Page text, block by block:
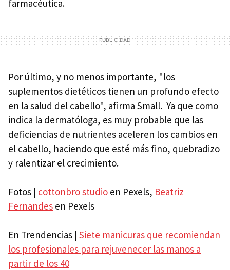
farmacéutica.
Por último, y no menos importante, "los
suplementos dietéticos tienen un profundo efecto
en la salud del cabello", afirma Small. Ya que como
indica la dermatóloga, es muy probable que las
deficiencias de nutrientes aceleren los cambios en
el cabello, haciendo que esté más fino, quebradizo
y ralentizar el crecimiento.
Fotos | cottonbro studio en Pexels, Beatriz
Fernandes en Pexels
En Trendencias | Siete manicuras que recomiendan
los profesionales para rejuvenecer las manos a
partir de los 40